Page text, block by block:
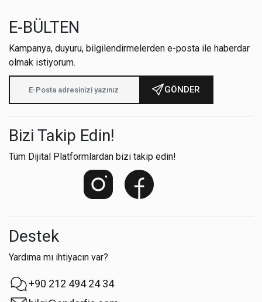
E-BÜLTEN
Kampanya, duyuru, bilgilendirmelerden e-posta ile haberdar
olmak istiyorum.
GÖNDER
Bizi Takip Edin!
Tüm Dijital Platformlardan bizi takip edin!
Destek
Yardıma mı ihtiyacın var?
+90 212 494 24 34